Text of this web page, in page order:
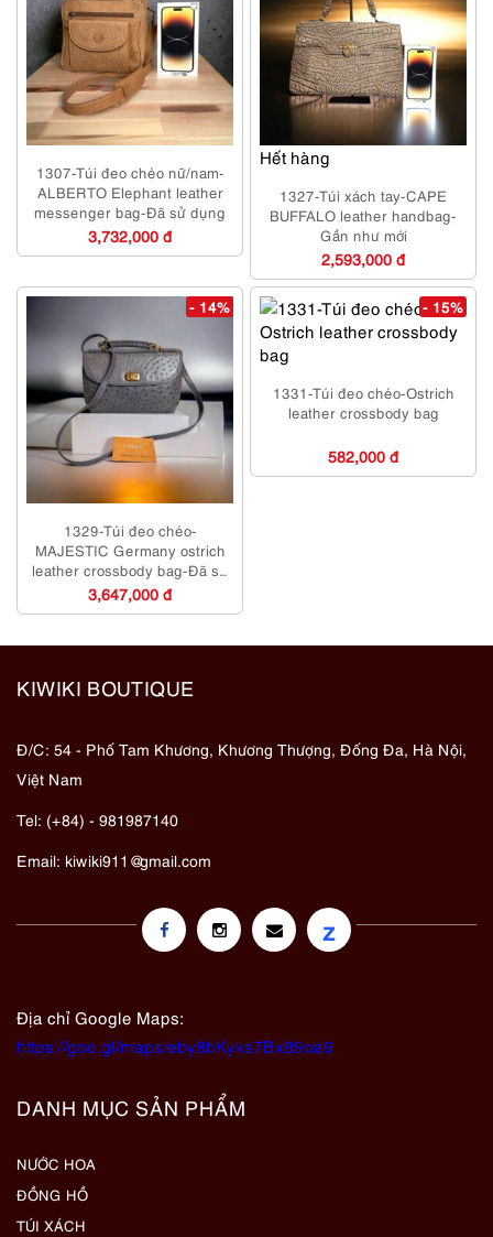
1307-Túi đeo chéo nữ/nam-
ALBERTO Elephant leather
messenger bag-Đã sử dụng
3,732,000 đ
Hết hàng
1327-Túi xách tay-CAPE
BUFFALO leather handbag-
Gần như mới
2,593,000 đ
- 14%
1329-Túi đeo chéo-
MAJESTIC Germany ostrich
leather crossbody bag-Đã sử
dụng
3,647,000 đ
- 15%
1331-Túi đeo chéo-Ostrich
leather crossbody bag
582,000 đ
KIWIKI BOUTIQUE
Đ/C: 54 - Phố Tam Khương, Khương Thượng, Đống Đa, Hà Nội,
Việt Nam
Tel: (+84) - 981987140
Email: kiwiki911@gmail.com
z
Địa chỉ Google Maps:
https://goo.gl/maps/eby8bKyks7Bx89oa6
DANH MỤC SẢN PHẨM
NƯỚC HOA
ĐỒNG HỒ
TÚI XÁCH